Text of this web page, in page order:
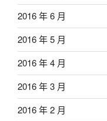
2016 年 6 月
2016 年 5 月
2016 年 4 月
2016 年 3 月
2016 年 2 月